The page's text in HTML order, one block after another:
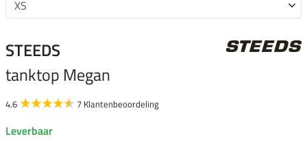
STEEDS
tanktop Megan
4.6 7 Klantenbeoordeling
Leverbaar